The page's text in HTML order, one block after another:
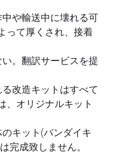
や輸送中に壊れる可
って厚くされ、接着
。翻訳サービスを提
改造キットはすべて
、オリジナルキット
キット(バンダイキ
完成致しません。